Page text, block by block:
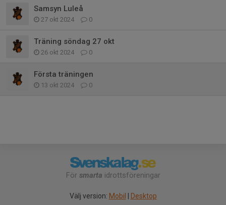
Samsyn Luleå
27 okt 2024 0
Träning söndag 27 okt
26 okt 2024 0
Första träningen
13 okt 2024 0
För smarta idrottsföreningar
Välj version: Mobil | Desktop